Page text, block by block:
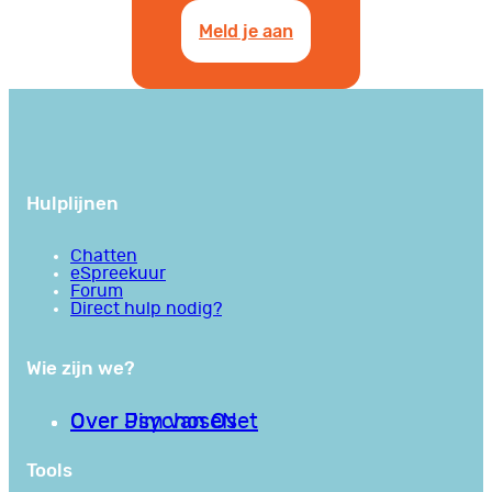
Meld je aan
Hulplijnen
Chatten
eSpreekuur
Forum
Direct hulp nodig?
Wie zijn we?
Over PsychoseNet
Over Jim van Os
Tools